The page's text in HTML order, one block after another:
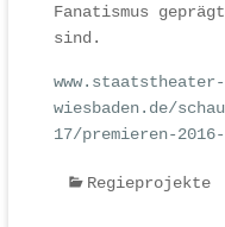
Fanatismus
sind.
www.staatstheater-
wiesbaden.de/
17/premieren-
Regieprojekte